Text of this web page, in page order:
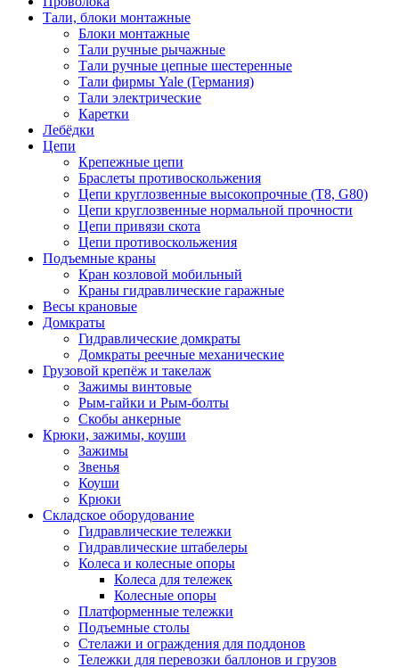
Тали, блоки монтажные
Блоки монтажные
Тали ручные рычажные
Тали ручные цепные шестеренные
Тали фирмы Yale (Германия)
Тали электрические
Каретки
Лебёдки
Цепи
Крепежные цепи
Браслеты противоскольжения
Цепи круглозвенные высокопрочные (Т8, G80)
Цепи круглозвенные нормальной прочности
Цепи привязи скота
Цепи противоскольжения
Подъемные краны
Кран козловой мобильный
Краны гидравлические гаражные
Весы крановые
Домкраты
Гидравлические домкраты
Домкраты реечные механические
Грузовой крепёж и такелаж
Зажимы винтовые
Рым-гайки и Рым-болты
Скобы анкерные
Крюки, зажимы, коуши
Зажимы
Звенья
Коуши
Крюки
Складское оборудование
Гидравлические тележки
Гидравлические штабелеры
Колеса и колесные опоры
Колеса для тележек
Колесные опоры
Платформенные тележки
Подъемные столы
Стелажи и ограждения для поддонов
Тележки для перевозки баллонов и грузов